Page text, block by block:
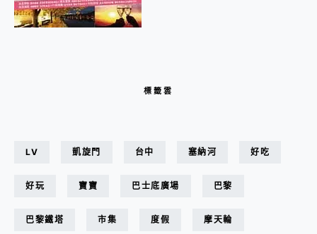
標籤雲
LV 凱旋門 台中 塞納河 好吃
好玩 寶寶 巴士底廣場 巴黎
巴黎鐵塔 市集 度假 摩天輪